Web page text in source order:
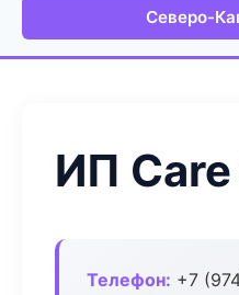
Северо-
ИП
Телефон: +7